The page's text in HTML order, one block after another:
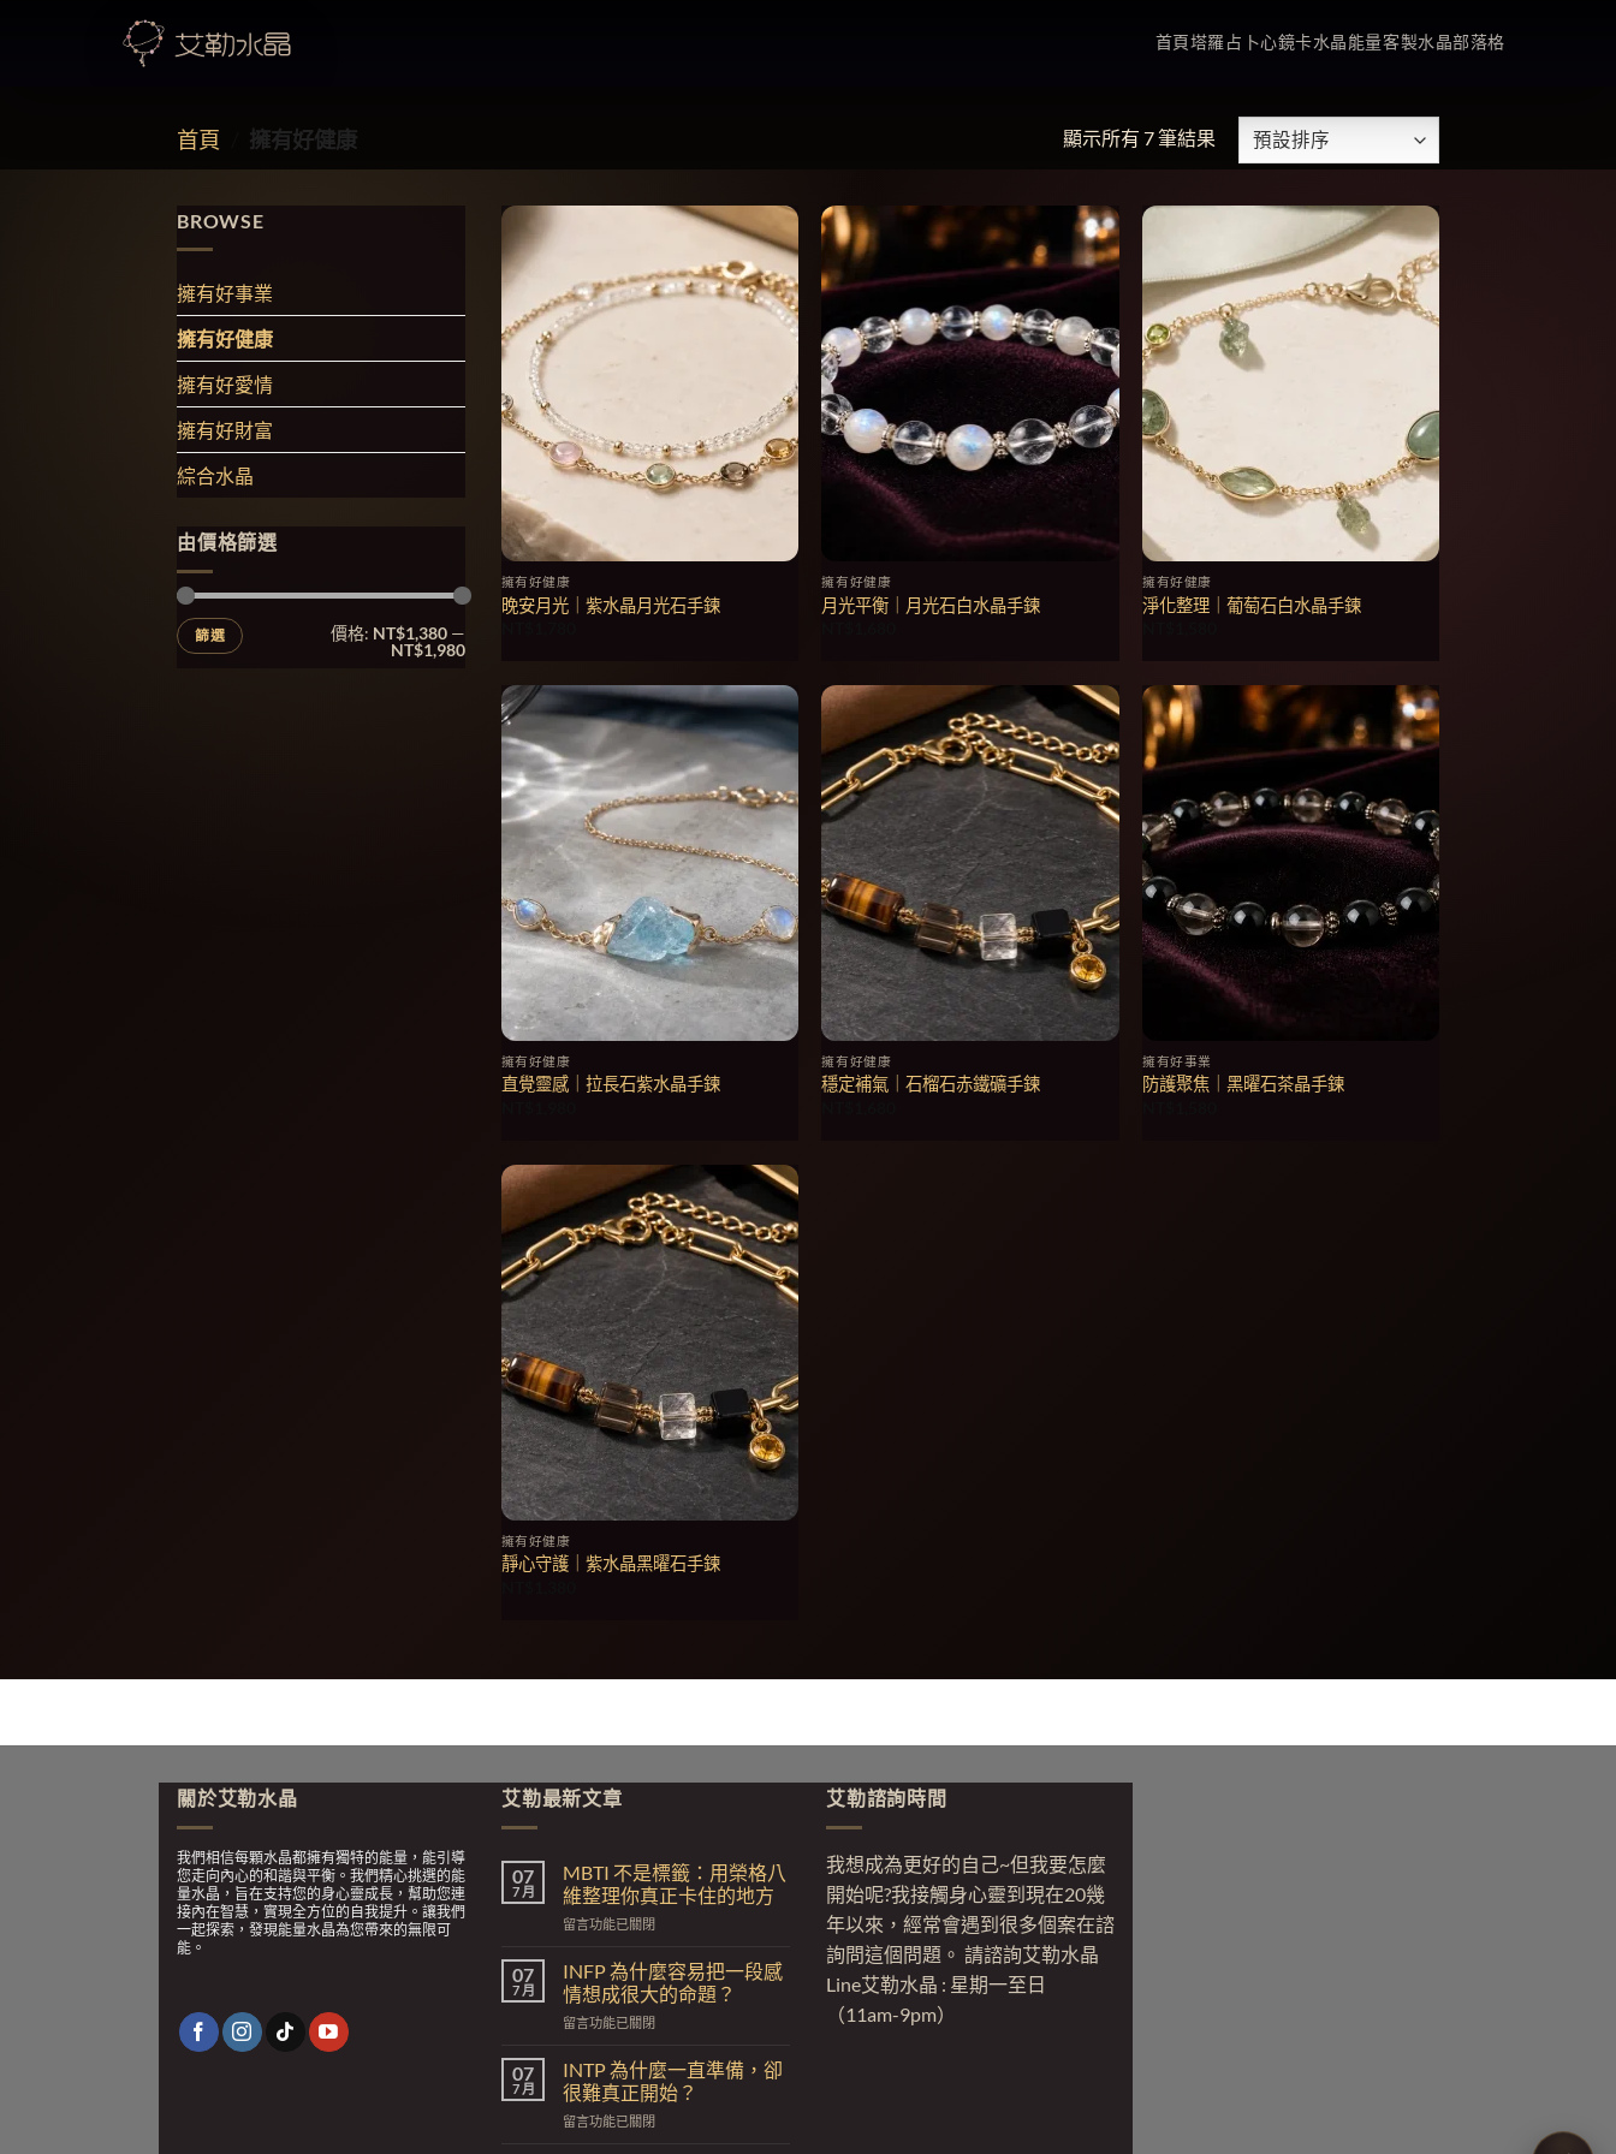
首頁 塔羅占卜心鏡卡水晶能量客製水晶部落格
首頁 擁有好健康 顯示所有 7 筆結果
BROWSE
擁有好事業
擁有好健康
擁有好愛情
擁有好財富
綜合水晶
由價格篩選
最
低
價
最
高
價
篩選 價格: NT$1,380 —
NT$1,980
擁有好健康
晚安月光｜紫水晶月光石手鍊
擁有好健康
月光平衡｜月光石白水晶手鍊
擁有好健康
淨化整理｜葡萄石白水晶手鍊
擁有好健康
直覺靈感｜拉長石紫水晶手鍊
擁有好健康
穩定補氣｜石榴石赤鐵礦手鍊
擁有好事業
防護聚焦｜黑曜石茶晶手鍊
擁有好健康
靜心守護｜紫水晶黑曜石手鍊
關於艾勒水晶
我們相信每顆水晶都擁有獨特的能量，能引導
您走向內心的和諧與平衡。我們精心挑選的能
量水晶，旨在支持您的身心靈成長，幫助您連
接內在智慧，實現全方位的自我提升。讓我們
一起探索，發現能量水晶為您帶來的無限可
能。
艾勒最新文章
07
7 月
MBTI 不是標籤：用榮格八
維整理你真正卡住的地方
在
不
是
標
籤：
榮
格
八
維
留言功能已關閉
07
7 月
INFP 為什麼容易把一段感
情想成很大的命題？
在
為
什
麼
容
留言功能已關閉
07
7 月
INTP 為什麼一直準備，卻
很難真正開始？
在
留言功能已關閉
艾勒諮詢時間
我想成為更好的自己~但我要怎麼
開始呢?我接觸身心靈到現在20幾
年以來，經常會遇到很多個案在諮
詢問這個問題。 請諮詢艾勒水晶
Line艾勒水晶 : 星期一至日
（11am-9pm）